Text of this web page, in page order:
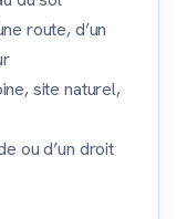
route, d’un
site naturel,
ou d’un droit